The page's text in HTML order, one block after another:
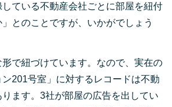
ている不動産会社ごとに部屋を紐付
とのことですが、いかがでしょう
で紐づけています。なので、実在の
201号室」に対するレコードは不動
ます。3社が部屋の広告を出してい